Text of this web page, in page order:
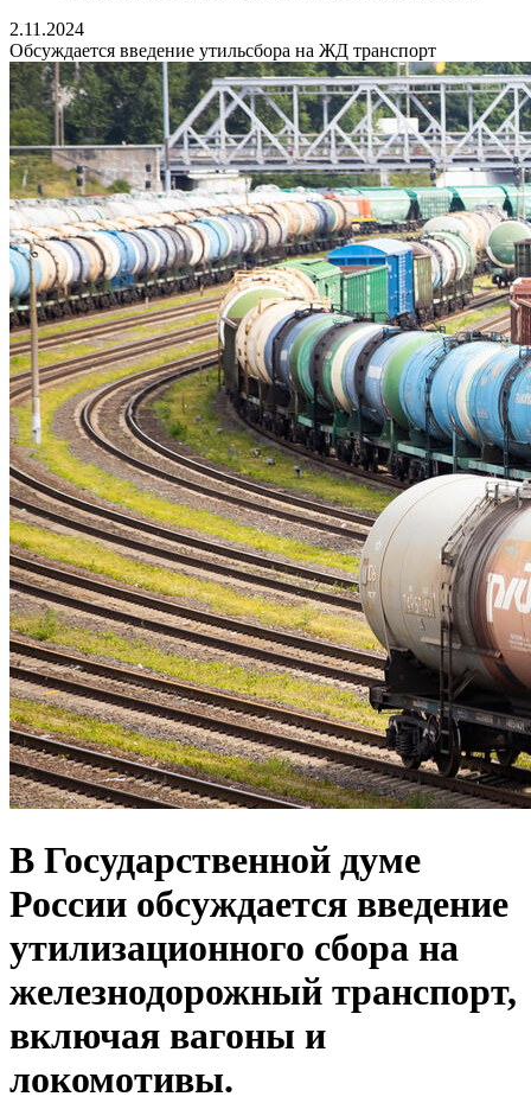
2.11.2024
Обсуждается введение утильсбора на ЖД транспорт
В Государственной думе
России обсуждается введение
утилизационного сбора на
железнодорожный транспорт,
включая вагоны и
локомотивы.